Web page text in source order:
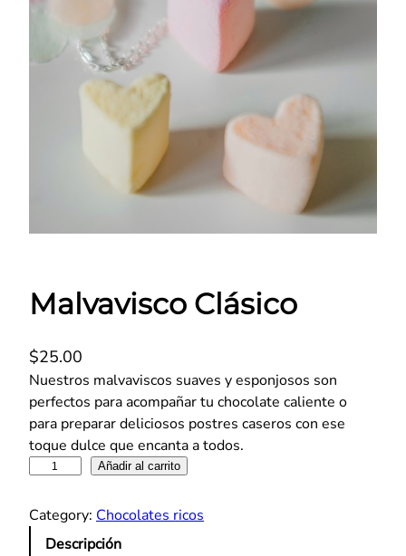
Malvavisco Clásico
$25.00
Nuestros malvaviscos suaves y esponjosos son
perfectos para acompañar tu chocolate caliente o
para preparar deliciosos postres caseros con ese
toque dulce que encanta a todos.
l
v
Añadir al carrito
Category: Chocolates ricos
Descripción